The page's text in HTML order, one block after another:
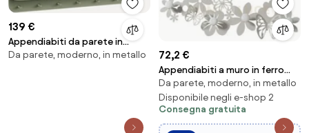
139 €
Appendiabiti da parete in
acciaio Malou
Da parete, moderno, in metallo 72,2 €
Appendiabiti a muro in ferro
sfarfalle avorio
Da parete, moderno, in metallo
Disponibile negli e-shop 2
Consegna gratuita